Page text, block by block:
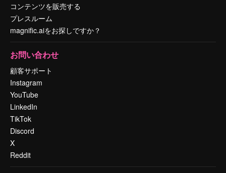
コンテンツを販売する
プレスルーム
magnific.aiをお探しですか？
お問い合わせ
顧客サポート
Instagram
YouTube
LinkedIn
TikTok
Discord
X
Reddit